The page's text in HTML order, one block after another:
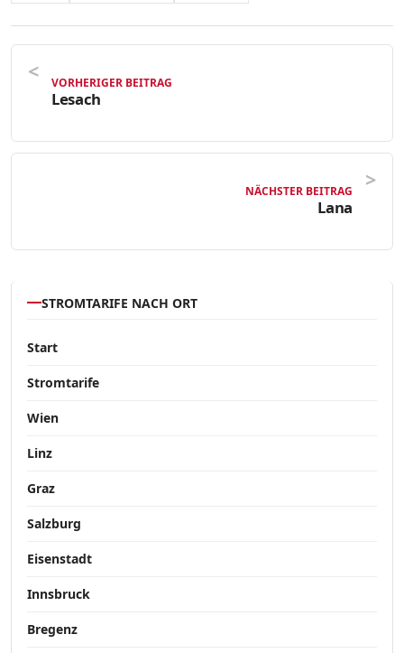
VORHERIGER BEITRAG
Lesach
NÄCHSTER BEITRAG
Lana
STROMTARIFE NACH ORT
Start
Stromtarife
Wien
Linz
Graz
Salzburg
Eisenstadt
Innsbruck
Bregenz